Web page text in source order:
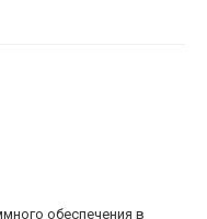
обеспечения в